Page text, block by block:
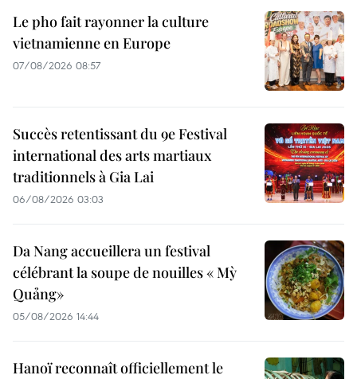
Le pho fait rayonner la culture
vietnamienne en Europe
07/08/2026 08:57
Succès retentissant du 9e Festival
international des arts martiaux
traditionnels à Gia Lai
06/08/2026 03:03
Da Nang accueillera un festival
célébrant la soupe de nouilles « Mỳ
Quảng»
05/08/2026 14:44
Hanoï reconnaît officiellement le